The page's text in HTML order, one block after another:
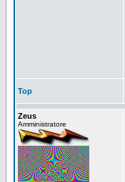
Top
Zeus
Amministratore